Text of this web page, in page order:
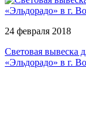
24 февраля 2018
Световая вывеска
«Эльдорадо» в г.